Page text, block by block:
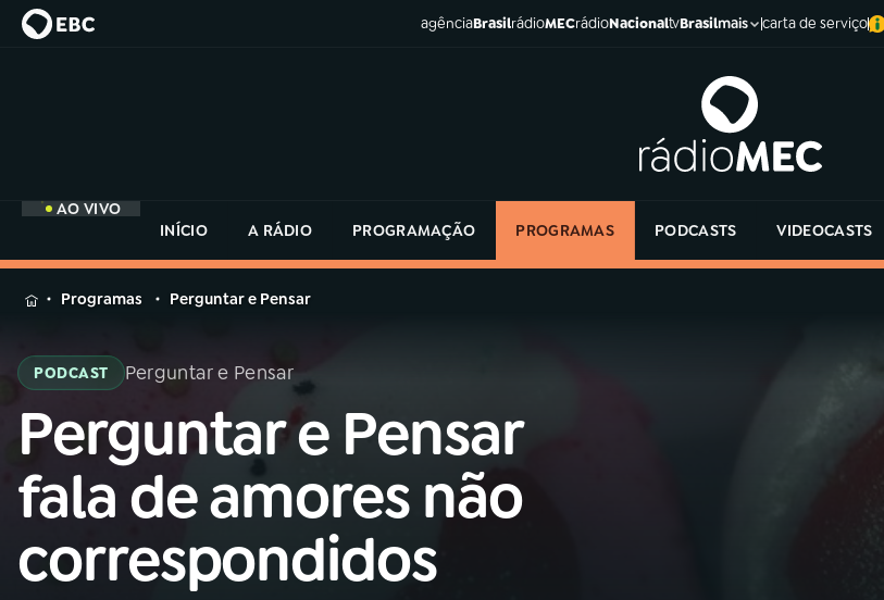
agênciaBrasilrádioMECrádioNacionaltvBrasilmais carta de serviço
AO VIVO
INÍCIO
A RÁDIO PROGRAMAÇÃO PROGRAMAS PODCASTS VIDEOCASTS
MENU
Buscar
na
Rádio
MEC
01 INÍCIO
na
Rádio
Programas Perguntar e Pensar
PODCAST Perguntar e Pensar
Perguntar e Pensar
fala de amores não
correspondidos